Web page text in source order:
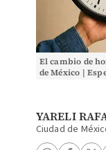
El cambio de
de México |
YARELI
Ciudad de